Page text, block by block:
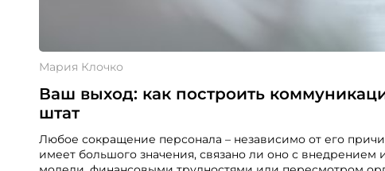
Мария Клочко
Ваш выход: как построить
штат
Любое сокращение персонала – независимо от его
имеет большого значения, связано ли оно с внедрением